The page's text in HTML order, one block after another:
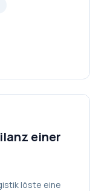
einer
löste eine